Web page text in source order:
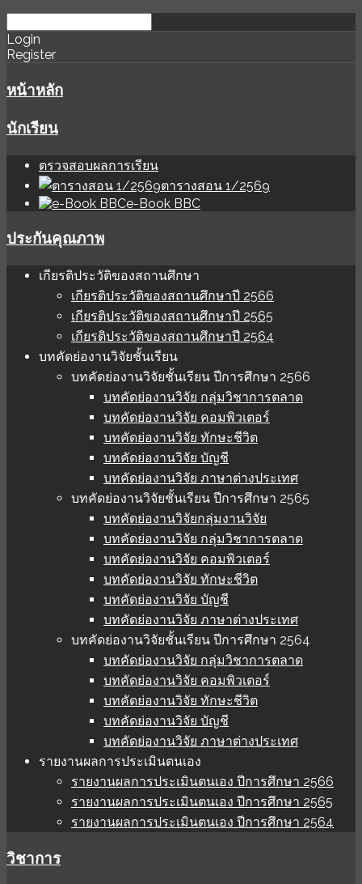
download
software
ihale
sınır
Login
Register
หน้าหลัก
นักเรียน
ตรวจสอบผลการเรียน
ตารางสอน 1/2569
e-Book BBC
ประกันคุณภาพ
เกียรติประวัติของสถานศึกษา
เกียรติประวัติของสถานศึกษาปี 2566
เกียรติประวัติของสถานศึกษาปี 2565
เกียรติประวัติของสถานศึกษาปี 2564
บทคัดย่องานวิจัยชั้นเรียน
บทคัดย่องานวิจัยชั้นเรียน ปีการศึกษา 2566
บทคัดย่องานวิจัย กลุ่มวิชาการตลาด
บทคัดย่องานวิจัย คอมพิวเตอร์
บทคัดย่องานวิจัย ทักษะชีวิต
บทคัดย่องานวิจัย บัญชี
บทคัดย่องานวิจัย ภาษาต่างประเทศ
บทคัดย่องานวิจัยชั้นเรียน ปีการศึกษา 2565
บทคัดย่องานวิจัยกลุ่มงานวิจัย
บทคัดย่องานวิจัย กลุ่มวิชาการตลาด
บทคัดย่องานวิจัย คอมพิวเตอร์
บทคัดย่องานวิจัย ทักษะชีวิต
บทคัดย่องานวิจัย บัญชี
บทคัดย่องานวิจัย ภาษาต่างประเทศ
บทคัดย่องานวิจัยชั้นเรียน ปีการศึกษา 2564
บทคัดย่องานวิจัย กลุ่มวิชาการตลาด
บทคัดย่องานวิจัย คอมพิวเตอร์
บทคัดย่องานวิจัย ทักษะชีวิต
บทคัดย่องานวิจัย บัญชี
บทคัดย่องานวิจัย ภาษาต่างประเทศ
รายงานผลการประเมินตนเอง
รายงานผลการประเมินตนเอง ปีการศึกษา 2566
รายงานผลการประเมินตนเอง ปีการศึกษา 2565
รายงานผลการประเมินตนเอง ปีการศึกษา 2564
วิชาการ